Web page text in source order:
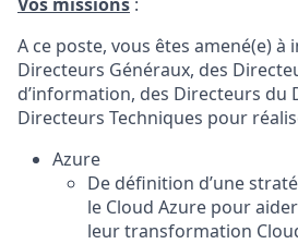
A ce poste, vous êtes amené(e)
Directeurs Généraux, des
d’information, des Directeurs du
Directeurs Techniques pour
Azure
De définition d’une
le Cloud Azure pour
leur transformation